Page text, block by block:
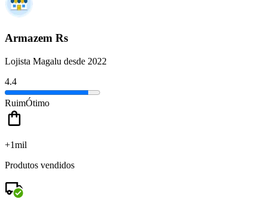
Armazem Rs
Lojista Magalu desde 2022
4.4
RuimÓtimo
+1mil
Produtos vendidos